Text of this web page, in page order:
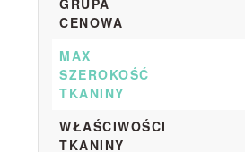
GRUPA
CENOWA
MAX
SZEROKOŚĆ
TKANINY
WŁAŚCIWOŚCI
TKANINY